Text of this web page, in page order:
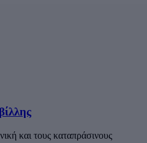
και τους καταπράσινους